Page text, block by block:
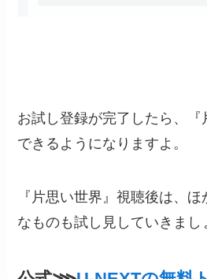
お試し登録が完了したら、
できるようになりますよ。
『片思い世界』視聴後は、
なものも試し見していきまし